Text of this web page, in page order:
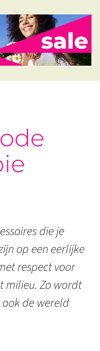
die je
op een eerlijke
respect voor
milieu. Zo wordt
de wereld